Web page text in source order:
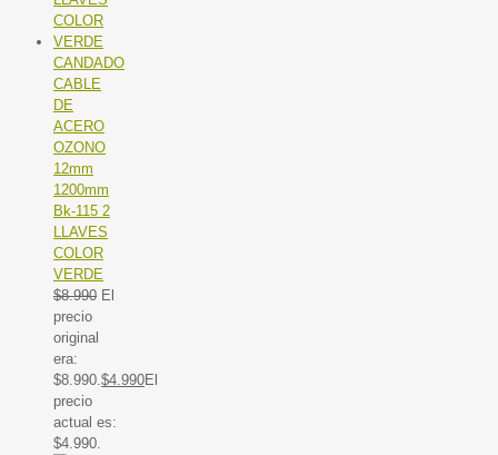
CANDADO
CABLE
DE
ACERO
OZONO
12mm
1200mm
Bk-115 2
LLAVES
COLOR
VERDE
$8.990 El
precio
original
era:
$8.990. $4.990El
precio
actual es:
$4.990.